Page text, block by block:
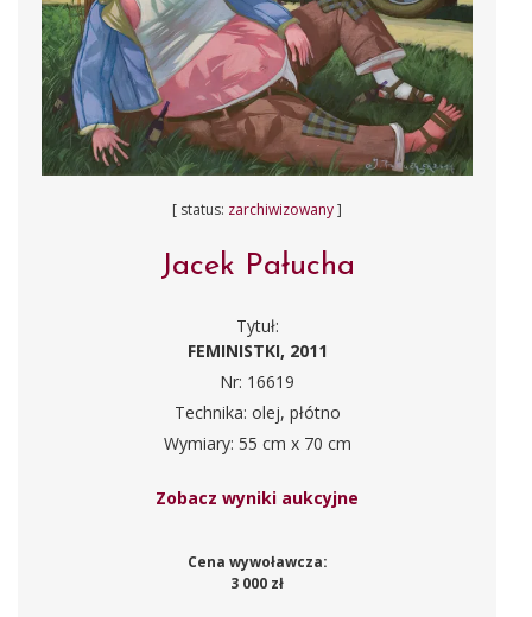
[ status: zarchiwizowany]
Jacek Pałucha
Tytuł:
FEMINISTKI, 2011
Nr: 16619
Technika: olej, płótno
Wymiary: 55 cm x 70 cm
Zobacz wyniki aukcyjne
Cena wywoławcza:
3 000 zł